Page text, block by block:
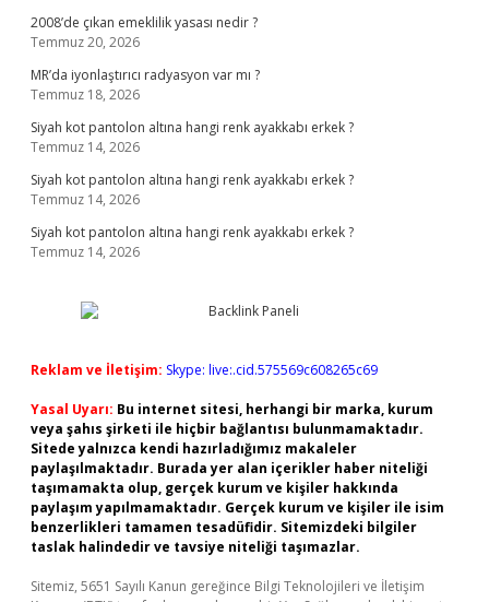
2008’de çıkan emeklilik yasası nedir ?
Temmuz 20, 2026
MR’da iyonlaştırıcı radyasyon var mı ?
Temmuz 18, 2026
Siyah kot pantolon altına hangi renk ayakkabı erkek ?
Temmuz 14, 2026
Siyah kot pantolon altına hangi renk ayakkabı erkek ?
Temmuz 14, 2026
Siyah kot pantolon altına hangi renk ayakkabı erkek ?
Temmuz 14, 2026
Reklam ve İletişim: Skype: live:.cid.575569c608265c69
Yasal Uyarı: Bu internet sitesi, herhangi bir marka, kurum
veya şahıs şirketi ile hiçbir bağlantısı bulunmamaktadır.
Sitede yalnızca kendi hazırladığımız makaleler
paylaşılmaktadır. Burada yer alan içerikler haber niteliği
taşımamakta olup, gerçek kurum ve kişiler hakkında
paylaşım yapılmamaktadır. Gerçek kurum ve kişiler ile isim
benzerlikleri tamamen tesadüfidir. Sitemizdeki bilgiler
taslak halindedir ve tavsiye niteliği taşımazlar.
Sitemiz, 5651 Sayılı Kanun gereğince Bilgi Teknolojileri ve İletişim